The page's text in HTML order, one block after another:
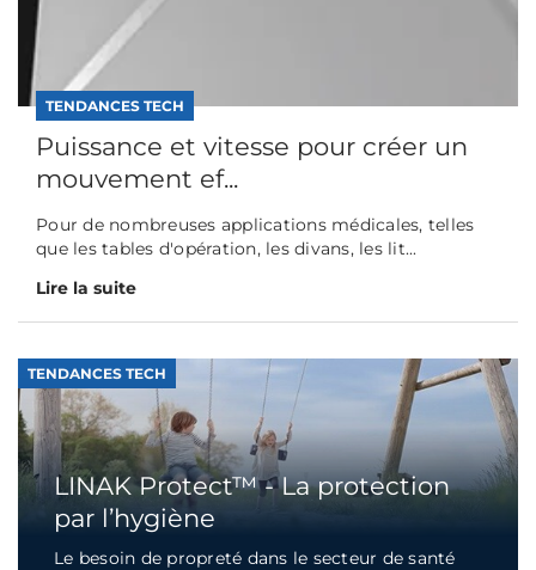
TENDANCES TECH
Puissance et vitesse pour créer un
mouvement ef...
Pour de nombreuses applications médicales, telles
que les tables d'opération, les divans, les lit...
Lire la suite
TENDANCES TECH
LINAK Protect™ - La protection
par l’hygiène
Le besoin de propreté dans le secteur de santé